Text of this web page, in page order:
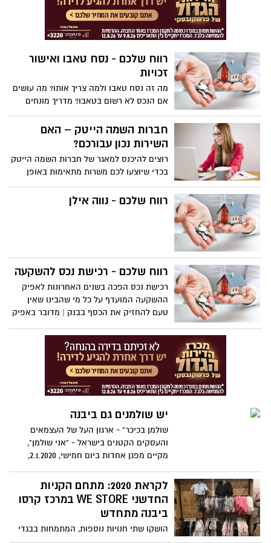
יותר נגיש, הדבר הנכון והטוב ביותר עבורכם
הוא פשוט – לפנות אל חברת השמה | מהו
תפקידה של חברת השמה בעולם ההייטק?
מה היתרונות שחברה כזו מציעה לכם? קראו
את המאמר הבא ותמצאו את התשובה
רווח שלכם - נסח טאבו ואישור
זכויות
מה זה נסח טאבו ולמה צריך אותו? מה עושים
אם הנכס לא רשום בטאבו? מדריך מונחים
בסיסיים בנדל"ן
חברות השמה הייטק – האם
השירות נכון עבורכם?
רוצים להיכנס למאגר של חברות השמה הייטק
בכדי שיוצעו לכם משרות מתאימות באופן
קבוע? רוצים לדעת כי במקרה ותהיה משרה
שהרבה יותר מתאימה לכם ולשאיפות שלכם
רווח שלכם - נווה אילן
רווח שלכם - רכישת נכס להשקעה
רכישת נכס הפכה בשנים האחרונות לאפיק
ההשקעה המועדף על כל מי שהבינו שאין
טעם להחזיק את הכסף בבנק | מדובר באפיק
במגמת עליה | את ההשקעה בנדל"ן מודדים
בעיקר באמצעות התשואה השנתית שתתקבל
כתוצאה מהשכרת הנכס, וכן בבחינת עליית
השווי של אותו נכס לאורך תקופה
יש שולמנים גם ביבנה
שולמן בכיכר" - ארגון העל של העצמאים
והעסקים הקטנים בישראל - "אני שולמן",
מקיים מפגן אחדות ביום חמישי, 2.1.2020,
המרכז את תא העסקים של יבנה והסביבה:
"אנחנו קוראים לעצמאים ולבעלי עסקים
קטנים ובינוניים, להצטרף אלינו. בעיר חיים
ועובדים עצמאים רבים, ומטרת פעילות
הקבוצה היא לשפר את מצבם הכלכלי
לקראת 2020: מתחם הקניות
החדשני WE STORE במרכז קרסו
ביבנה מתחדש
הושקו שתי חנויות נוספות, המתמחות בבגדי